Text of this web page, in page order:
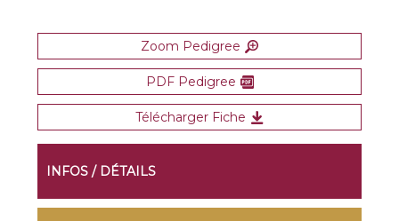
Zoom Pedigree
PDF Pedigree
Télécharger Fiche
INFOS / DÉTAILS